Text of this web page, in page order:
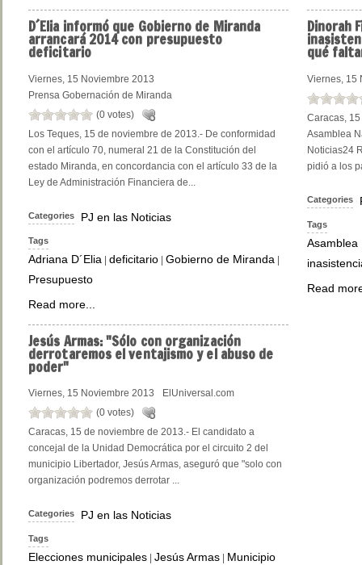
D´Eliainformó que Gobierno de Miranda
arrancará 2014 con presupuesto
deficitario
Viernes, 15 Noviembre 2013
Prensa Gobernación de Miranda
(0 votes)
Los Teques, 15 de noviembre de 2013.- De conformidad
con el artículo 70, numeral 21 de la Constitución del
estado Miranda, en concordancia con el artículo 33 de la
Ley de Administración Financiera de...
Categories PJ en las Noticias
Tags
Adriana D´Elia | deficitario | Gobierno de Miranda |
Presupuesto
Read more...
Dinorah
qué
Viernes, 15
Caracas,
Asamblea
Noticias24
pidió a los
Categories
Tags
Asamblea
Read
Jesús Armas: "Sólo con organización
derrotaremos el ventajismo y el abuso de
poder"
Viernes, 15 Noviembre 2013
ElUniversal.com
(0 votes)
Caracas, 15 de noviembre de 2013.- El candidato a
concejal de la Unidad Democrática por el circuito 2 del
municipio Libertador, Jesús Armas, aseguró que "solo con
organización podremos derrotar ...
Categories PJ en las Noticias
Tags
Elecciones municipales Jesús Armas
Municipio